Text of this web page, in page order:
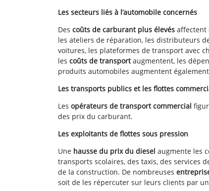
Les secteurs liés à l’automobile concernés
Des coûts de carburant plus élevés affectent
les ateliers de réparation, les distributeurs
voitures, les plateformes de transport avec
les coûts de transportaugmentent, les
produits automobiles augmentent
Les transports publics et les flottes
Les opérateurs de transport commercial
des prix du carburant.
Les exploitants de flottes sous pression
Une hausse du prix du diesel augmente les
transports scolaires, des taxis, des services
de la construction. De nombreuses
soit de les répercuter sur leurs clients par